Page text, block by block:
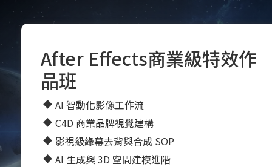
After Effects商業級特效作
品班
AI 智動化影像工作流
C4D 商業品牌視覺建構
影視級綠幕去背與合成 SOP
AI 生成與 3D 空間建模進階